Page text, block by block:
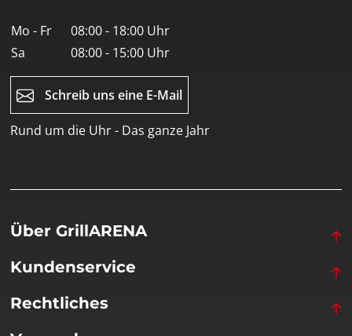
Mo - Fr
08:00 - 18:00 Uhr
Sa
08:00 - 15:00 Uhr
Schreib uns eine E-Mail
Rund um die Uhr - Das ganze Jahr
Über GrillARENA
Kundenservice
Rechtliches